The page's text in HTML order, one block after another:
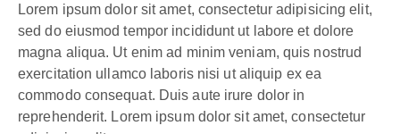
Lorem ipsum dolor sit amet, consectetur adipisicing elit,
sed do eiusmod tempor incididunt ut labore et dolore
magna aliqua. Ut enim ad minim veniam, quis nostrud
exercitation ullamco laboris nisi ut aliquip ex ea
commodo consequat. Duis aute irure dolor in
reprehenderit. Lorem ipsum dolor sit amet, consectetur